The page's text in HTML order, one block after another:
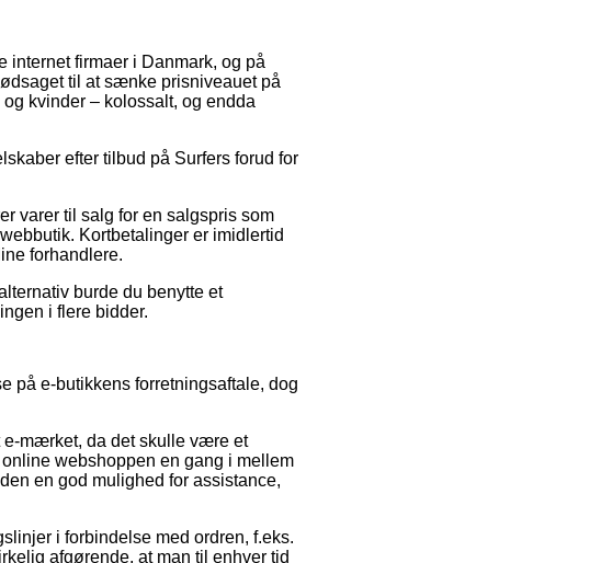
internet firmaer i Danmark, og på
til at sænke prisniveauet på
kvinder – kolossalt, og endda
efter tilbud på Surfers forud for
varer til salg for en salgspris som
Kortbetalinger er imidlertid
forhandlere.
burde du benytte et
i flere bidder.
på e-butikkens forretningsaftale, dog
e-mærket, da det skulle være et
webshoppen en gang i mellem
en god mulighed for assistance,
i forbindelse med ordren, f.eks.
afgørende, at man til enhver tid